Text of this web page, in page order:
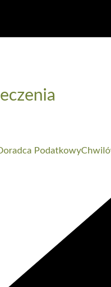
Podatkowy